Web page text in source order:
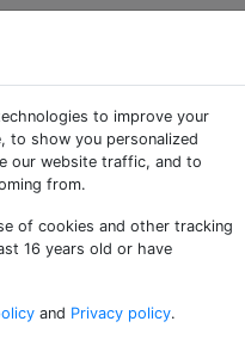
se
to improve your
to show you personalized
our website traffic, and to
from.
of cookies and other tracking
16 years old or have
and Privacy policy.